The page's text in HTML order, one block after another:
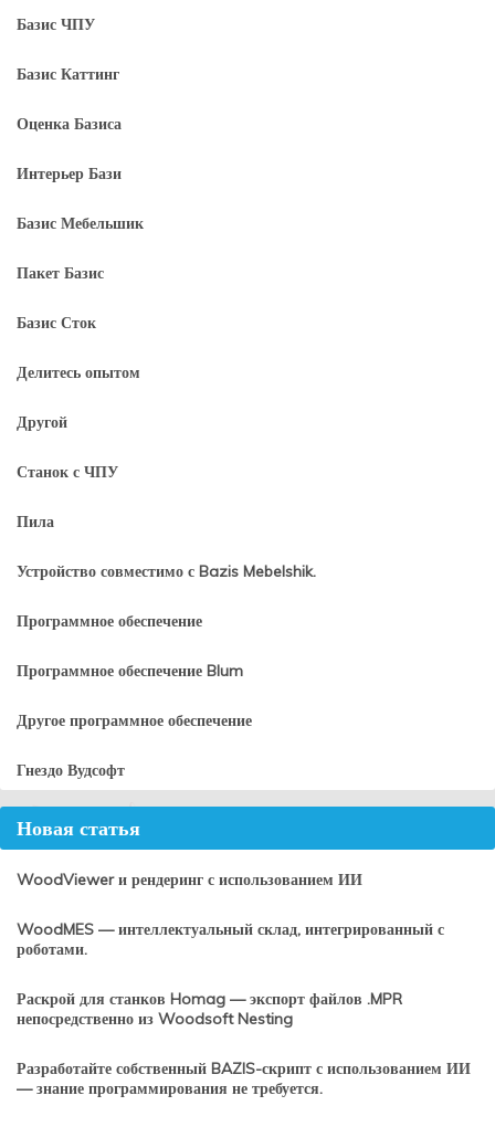
Базис ЧПУ
Базис Каттинг
Оценка Базиса
Интерьер Бази
Базис Мебельшик
Пакет Базис
Базис Сток
Делитесь опытом
Другой
Станок с ЧПУ
Пила
Устройство совместимо с Bazis Mebelshik.
Программное обеспечение
Программное обеспечение Blum
Другое программное обеспечение
Гнездо Вудсофт
Новая статья
WoodViewer и рендеринг с использованием ИИ
WoodMES — интеллектуальный склад, интегрированный с
роботами.
Раскрой для станков Homag — экспорт файлов .MPR
непосредственно из Woodsoft Nesting
Разработайте собственный BAZIS-скрипт с использованием ИИ
— знание программирования не требуется.